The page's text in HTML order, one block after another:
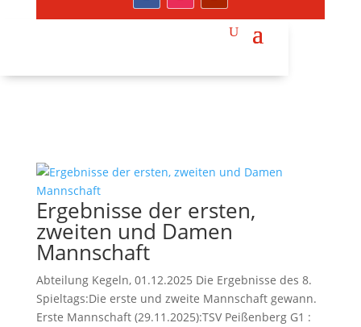
Ergebnisse der ersten,
zweiten und Damen
Mannschaft
Abteilung Kegeln, 01.12.2025 Die Ergebnisse des 8.
Spieltags:Die erste und zweite Mannschaft gewann.
Erste Mannschaft (29.11.2025):TSV Peißenberg G1 :